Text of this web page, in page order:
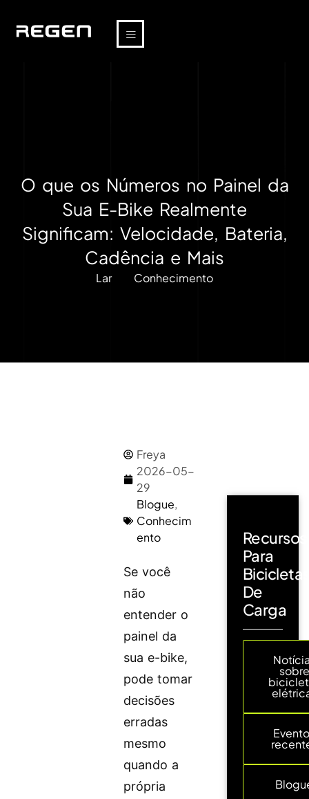
O que os Números no Painel da
Sua E-Bike Realmente
Significam: Velocidade, Bateria,
Cadência e Mais
Lar Conhecimento
Freya
2026-05-
29
Blogue,
Conhecim
ento
Se você
não
entender o
painel da
sua e-bike,
pode tomar
decisões
erradas
mesmo
quando a
própria
Recursos
Para
De
Carga
sobre